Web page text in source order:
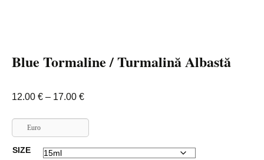
Blue Tormaline / Turmalină Albastă
12.00 € – 17.00 €Interval
12.00 €
Euro
SIZE